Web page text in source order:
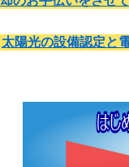
太陽光の設備認定と